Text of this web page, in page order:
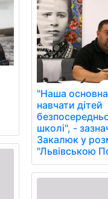
"Наша
навчати дітей
школі", -
Закалюк у
"Львівською